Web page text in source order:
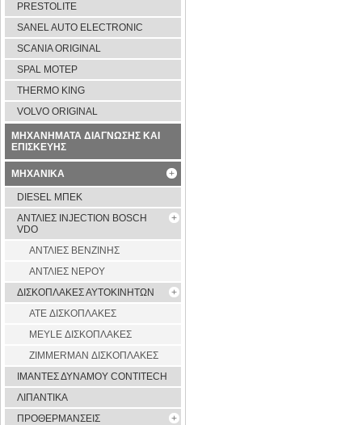
PRESTOLITE
SANEL AUTO ELECTRONIC
SCANIA ORIGINAL
SPAL ΜΟΤΕΡ
THERMO KING
VOLVO ORIGINAL
ΜΗΧΑΝΗΜΑΤΑ ΔΙΑΓΝΩΣΗΣ ΚΑΙ
ΕΠΙΣΚΕΥΗΣ
ΜΗΧΑΝΙΚΑ
DIESEL ΜΠΕΚ
ΑΝΤΛΙΕΣ INJECTION BOSCH
VDO
ΑΝΤΛΙΕΣ ΒΕΝΖΙΝΗΣ
ΑΝΤΛΙΕΣ ΝΕΡΟΥ
ΔΙΣΚΟΠΛΑΚΕΣ ΑΥΤΟΚΙΝΗΤΩΝ
ATE ΔΙΣΚΟΠΛΑΚΕΣ
MEYLE ΔΙΣΚΟΠΛΑΚΕΣ
ZIMMERMAN ΔΙΣΚΟΠΛΑΚΕΣ
ΙΜΑΝΤΕΣ ΔΥΝΑΜΟΥ CONTITECH
ΛΙΠΑΝΤΙΚΑ
ΠΡΟΘΕΡΜΑΝΣΕΙΣ